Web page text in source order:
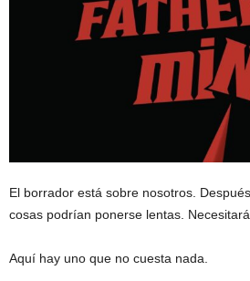
El borrador está sobre nosotros.
cosas podrían ponerse lentas.
Aquí hay uno que no cuesta nada.